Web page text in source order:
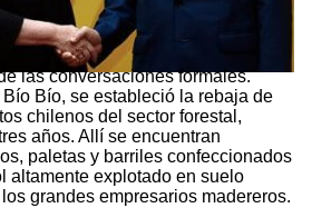
las conversaciones formales.
Bío, se estableció la rebaja de
chilenos del sector forestal,
años. Allí se encuentran
paletas y barriles confeccionados
altamente explotado en suelo
grandes empresarios madereros.